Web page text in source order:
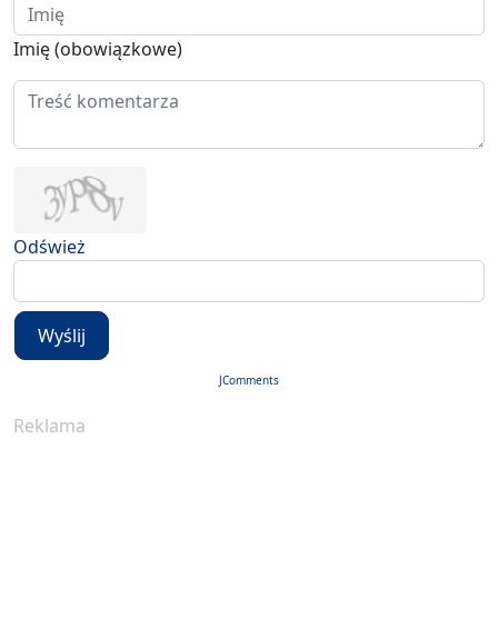
Imię (obowiązkowe)
Odśwież
Wyślij
JComments
Reklama